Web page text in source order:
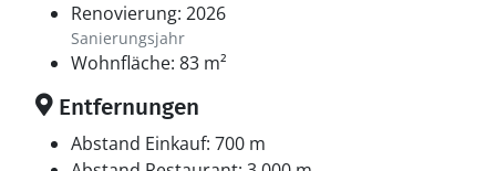
Renovierung: 2026
Sanierungsjahr
Wohnfläche: 83 m²
Entfernungen
Abstand Einkauf: 700 m